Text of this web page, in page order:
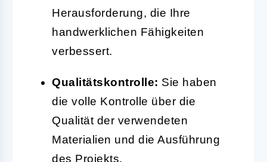
Herausforderung, die Ihre
handwerklichen Fähigkeiten
verbessert.
Qualitätskontrolle: Sie haben
die volle Kontrolle über die
Qualität der verwendeten
Materialien und die Ausführung
des Projekts.